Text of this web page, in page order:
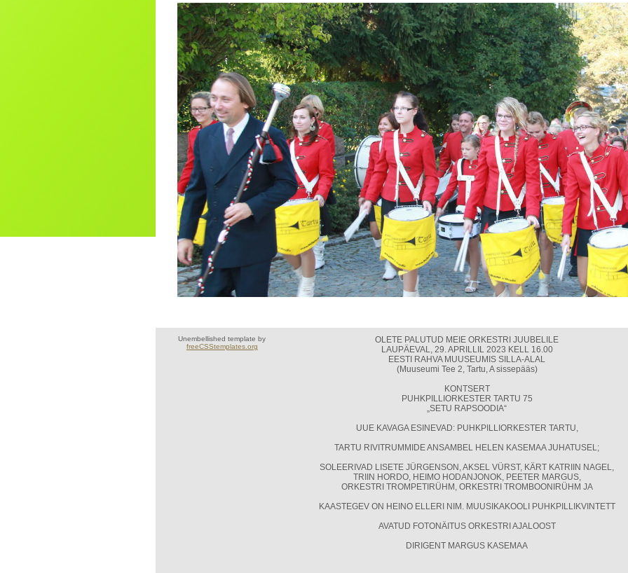
Unembellished template by
freeCSStemplates.org
OLETE PALUTUD MEIE ORKESTRI JUUBELILE
LAUPÄEVAL, 29. APRILLIL 2023 KELL 16.00
EESTI RAHVA MUUSEUMIS SILLA-ALAL
(Muuseumi Tee 2, Tartu, A sissepääs)
KONTSERT
PUHKPILLIORKESTER TARTU 75
„SETU RAPSOODIA“
UUE KAVAGA ESINEVAD: PUHKPILLIORKESTER TARTU,
TARTU RIVITRUMMIDE ANSAMBEL HELEN KASEMAA JUHATUSEL;
SOLEERIVAD LISETE JÜRGENSON, AKSEL VÜRST, KÄRT KATRIIN NAGEL,
TRIIN HORDO, HEIMO HODANJONOK, PEETER MARGUS,
ORKESTRI TROMPETIRÜHM, ORKESTRI TROMBOONIRÜHM JA
KAASTEGEV ON HEINO ELLERI NIM. MUUSIKAKOOLI PUHKPILLIKVINTETT
AVATUD FOTONÄITUS ORKESTRI AJALOOST
DIRIGENT MARGUS KASEMAA